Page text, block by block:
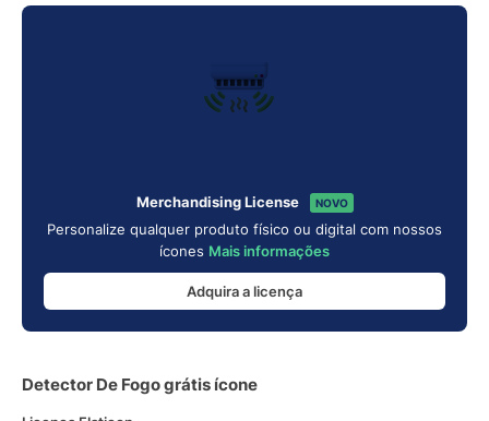
Merchandising License NOVO
Personalize qualquer produto físico ou digital com nossos
ícones Mais informações
Adquira a licença
Detector De Fogo grátis ícone